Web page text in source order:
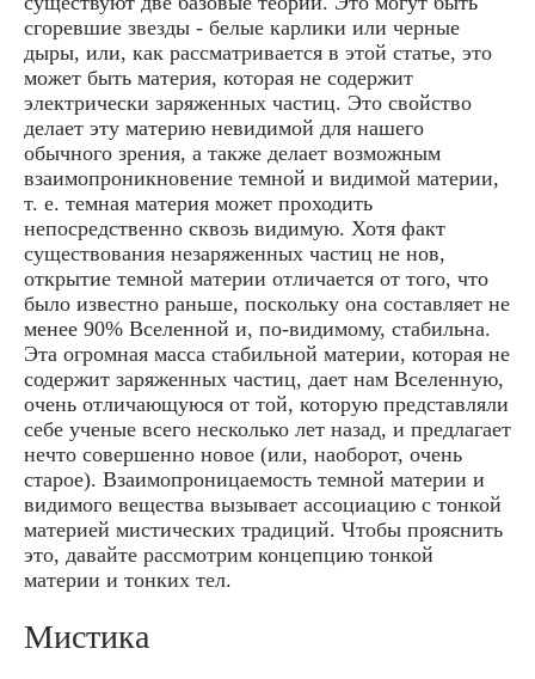
сгоревшие звезды - белые карлики или черные
дыры, или, как рассматривается в этой статье, это
может быть материя, которая не содержит
электрически заряженных частиц. Это свойство
делает эту материю невидимой для нашего
обычного зрения, а также делает возможным
взаимопроникновение темной и видимой материи,
т. е. темная материя может проходить
непосредственно сквозь видимую. Хотя факт
существования незаряженных частиц не нов,
открытие темной материи отличается от того, что
было известно раньше, поскольку она составляет не
менее 90% Вселенной и, по-видимому, стабильна.
Эта огромная масса стабильной материи, которая не
содержит заряженных частиц, дает нам Вселенную,
очень отличающуюся от той, которую представляли
себе ученые всего несколько лет назад, и предлагает
нечто совершенно новое (или, наоборот, очень
старое). Взаимопроницаемость темной материи и
видимого вещества вызывает ассоциацию с тонкой
материей мистических традиций. Чтобы прояснить
это, давайте рассмотрим концепцию тонкой
материи и тонких тел.
Мистика